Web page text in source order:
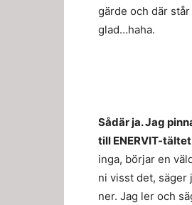
gärde och där
glad…haha.
Sådär ja. Jag
till ENERVIT-
inga, börjar en
ni visst det, säger
ner. Jag ler och